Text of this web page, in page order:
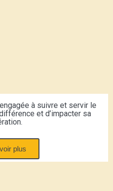
à suivre et servir le
et d’impacter sa
plus